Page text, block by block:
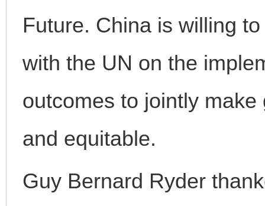
Future. China is willing
with the UN on the
outcomes to jointly
and equitable.
Guy Bernard Ryder
东山县通报“牛蛙产品抗生素超标问题” 法